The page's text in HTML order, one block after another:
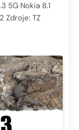
5G Nokia 8.1
Zdroje: TZ